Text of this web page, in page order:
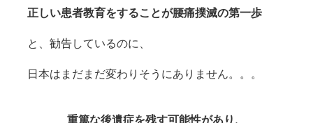
正しい患者教育をすることが腰痛撲滅の第一歩
と、勧告しているのに、
日本はまだまだ変わりそうにありません。。。
重篤な後遺症を残す可能性があり、